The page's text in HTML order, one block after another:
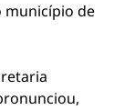
município de